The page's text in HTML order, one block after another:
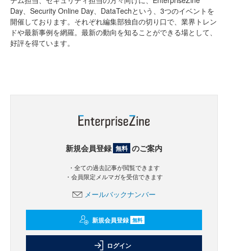
Day、Security Online Day、DataTechという、3つのイベントを
開催しております。それぞれ編集部独自の切り口で、業界トレン
ドや最新事例を網羅。最新の動向を知ることができる場として、
好評を得ています。
新規会員登録 無料 のご案内
・全ての過去記事が閲覧できます
・会員限定メルマガを受信できます
メールバックナンバー
新規会員登録 無料
ログイン